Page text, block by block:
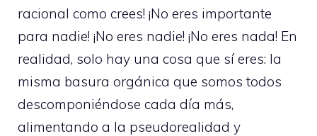
racional como crees! ¡No eres importante
para nadie! ¡No eres nadie! ¡No eres nada! En
realidad, solo hay una cosa que sí eres: la
misma basura orgánica que somos todos
descomponiéndose cada día más,
alimentando a la pseudorealidad y